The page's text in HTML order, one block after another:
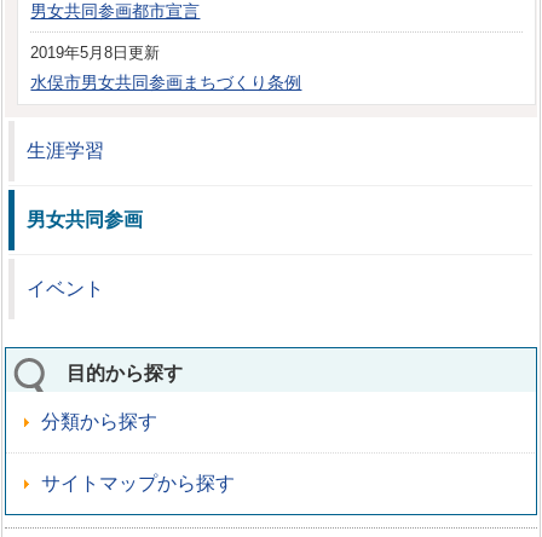
男女共同参画都市宣言
2019年5月8日更新
水俣市男女共同参画まちづくり条例
生涯学習
男女共同参画
イベント
目的から探す
分類から探す
サイトマップから探す